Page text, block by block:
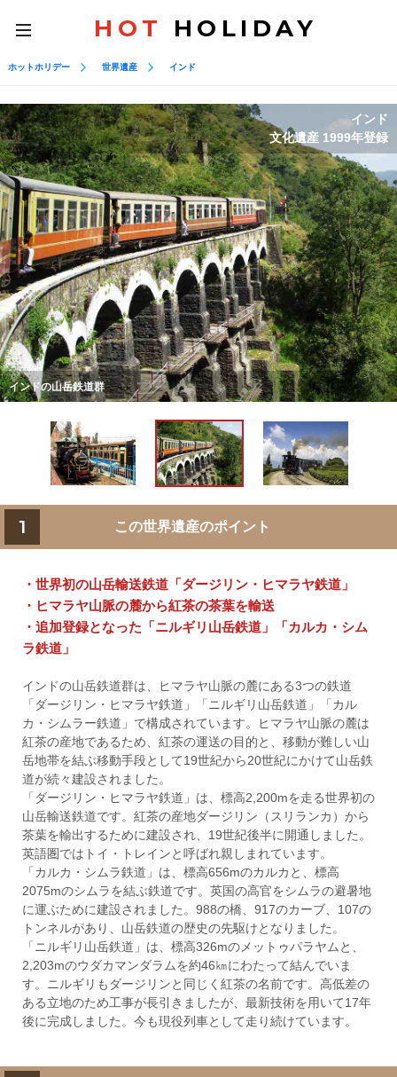
toggle
navigation
HOT HOLIDAY
ホットホリデー 世界遺産 インド
インドの山岳鉄道群
インド
文化遺産 1999年登録
1 この世界遺産のポイント
・世界初の山岳輸送鉄道「ダージリン・ヒマラヤ鉄道」
・ヒマラヤ山脈の麓から紅茶の茶葉を輸送
・追加登録となった「ニルギリ山岳鉄道」「カルカ・シム
ラ鉄道」
インドの山岳鉄道群は、ヒマラヤ山脈の麓にある3つの鉄道
「ダージリン・ヒマラヤ鉄道」「ニルギリ山岳鉄道」「カル
カ・シムラー鉄道」で構成されています。ヒマラヤ山脈の麓は
紅茶の産地であるため、紅茶の運送の目的と、移動が難しい山
岳地帯を結ぶ移動手段として19世紀から20世紀にかけて山岳鉄
道が続々建設されました。
「ダージリン・ヒマラヤ鉄道」は、標高2,200mを走る世界初の
山岳輸送鉄道です。紅茶の産地ダージリン（スリランカ）から
茶葉を輸出するために建設され、19世紀後半に開通しました。
英語圏ではトイ・トレインと呼ばれ親しまれています。
「カルカ・シムラ鉄道」は、標高656mのカルカと、標高
2075mのシムラを結ぶ鉄道です。英国の高官をシムラの避暑地
に運ぶために建設されました。988の橋、917のカーブ、107の
トンネルがあり、山岳鉄道の歴史の先駆けとなりました。
「ニルギリ山岳鉄道」は、標高326mのメットゥパラヤムと、
2,203mのウダカマンダラムを約46㎞にわたって結んでいま
す。ニルギリもダージリンと同じく紅茶の名前です。高低差の
ある立地のため工事が長引きましたが、最新技術を用いて17年
後に完成しました。今も現役列車として走り続けています。